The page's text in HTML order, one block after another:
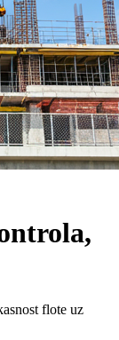
flote uz